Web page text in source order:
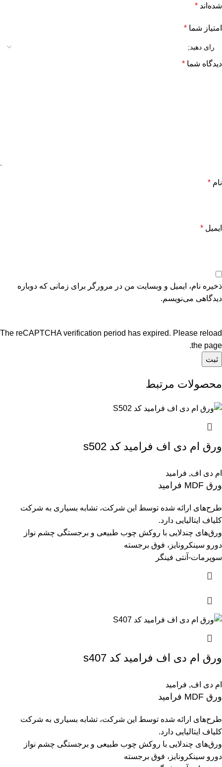
شده‌اند *
امتیاز شما *
دیدگاه شما *
نام *
ایمیل *
ذخیره نام، ایمیل و وبسایت من در مرورگر برای زمانی که دوباره
دیدگاهی می‌نویسم.
The reCAPTCHA verification period has expired. Please reload
the page.
محصولات مرتبط
ورق ام دی اف فرامید کد s502
ام دی اف, فرامید
ورق MDF فرامید
طرح‌های ارائه شده توسط این شرکت، تشابه بسیاری به شرکت
کلیاف ایتالیایی دارد.
ورق‌های چندلایی با روکش چوب طبیعی و برجستگی چشم نواز
دورو سینکرونایز، فوق برجسته
سوپرمات-آنتی فینگر
ورق ام دی اف فرامید کد s407
ام دی اف, فرامید
ورق MDF فرامید
طرح‌های ارائه شده توسط این شرکت، تشابه بسیاری به شرکت
کلیاف ایتالیایی دارد.
ورق‌های چندلایی با روکش چوب طبیعی و برجستگی چشم نواز
دورو سینکرونایز، فوق برجسته